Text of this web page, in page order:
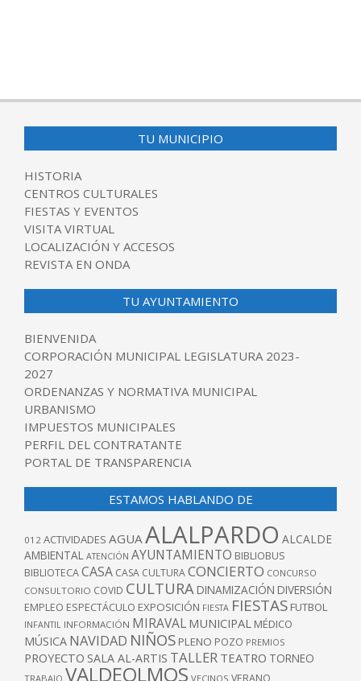
TU MUNICIPIO
HISTORIA
CENTROS CULTURALES
FIESTAS Y EVENTOS
VISITA VIRTUAL
LOCALIZACIÓN Y ACCESOS
REVISTA EN ONDA
TU AYUNTAMIENTO
BIENVENIDA
CORPORACIÓN MUNICIPAL LEGISLATURA 2023-
2027
ORDENANZAS Y NORMATIVA MUNICIPAL
URBANISMO
IMPUESTOS MUNICIPALES
PERFIL DEL CONTRATANTE
PORTAL DE TRANSPARENCIA
ESTAMOS HABLANDO DE
012 ACTIVIDADES AGUA ALALPARDO ALCALDE
AMBIENTAL ATENCIÓN AYUNTAMIENTO BIBLIOBUS
BIBLIOTECACASA CASA CULTURACONCIERTO CONCURSO
CONSULTORIO COVID CULTURA DINAMIZACIÓN DIVERSIÓN
EMPLEO ESPECTÁCULO EXPOSICIÓN FIESTA FIESTAS FUTBOL
INFANTIL INFORMACIÓN MIRAVAL MUNICIPAL MÉDICO
MÚSICA NAVIDAD NIÑOS PLENO POZO PREMIOS
PROYECTO SALA AL-ARTIS TALLER TEATRO TORNEO
TRABAJO VALDEOLMOS VECINOS VERANO